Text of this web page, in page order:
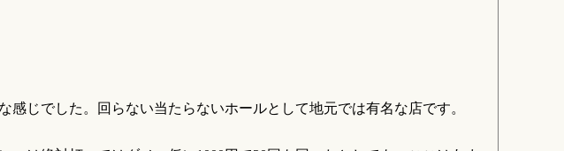
じでした。回らない当たらないホールとして地元では有名な店です。